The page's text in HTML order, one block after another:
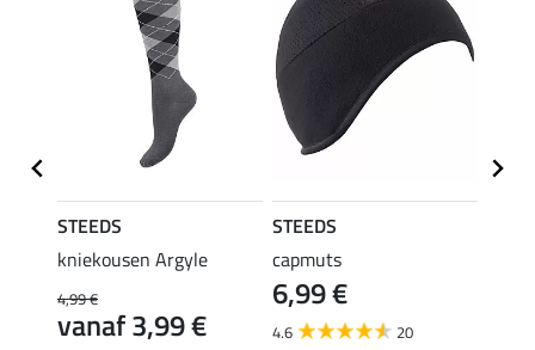
STEEDS
kniekousen Argyle
4,99 €
vanaf 3,99 €
STEEDS
capmuts
6,99 €
4.6 20